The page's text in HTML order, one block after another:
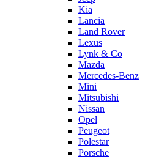
Kia
Lancia
Land Rover
Lexus
Lynk & Co
Mazda
Mercedes-Benz
Mini
Mitsubishi
Nissan
Opel
Peugeot
Polestar
Porsche